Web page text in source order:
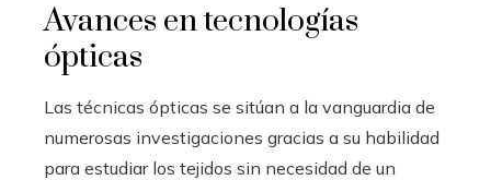
Avances en tecnologías
ópticas
Las técnicas ópticas se sitúan a la vanguardia de
numerosas investigaciones gracias a su habilidad
para estudiar los tejidos sin necesidad de un